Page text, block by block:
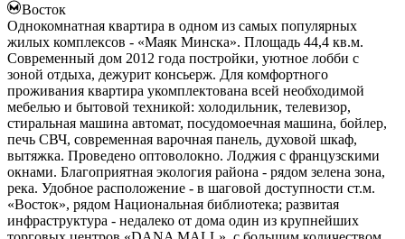
Восток
Однокомнатная квартира в одном из самых популярных
жилых комплексов - «Маяк Минска». Площадь 44,4 кв.м.
Современный дом 2012 года постройки, уютное лобби с
зоной отдыха, дежурит консьерж. Для комфортного
проживания квартира укомплектована всей необходимой
мебелью и бытовой техникой: холодильник, телевизор,
стиральная машина автомат, посудомоечная машина, бойлер,
печь СВЧ, современная варочная панель, духовой шкаф,
вытяжка. Проведено оптоволокно. Лоджия с французскими
окнами. Благоприятная экология района - рядом зелена зона,
река. Удобное расположение - в шаговой доступности ст.м.
«Восток», рядом Национальная библиотека; развитая
инфраструктура - недалеко от дома один из крупнейших